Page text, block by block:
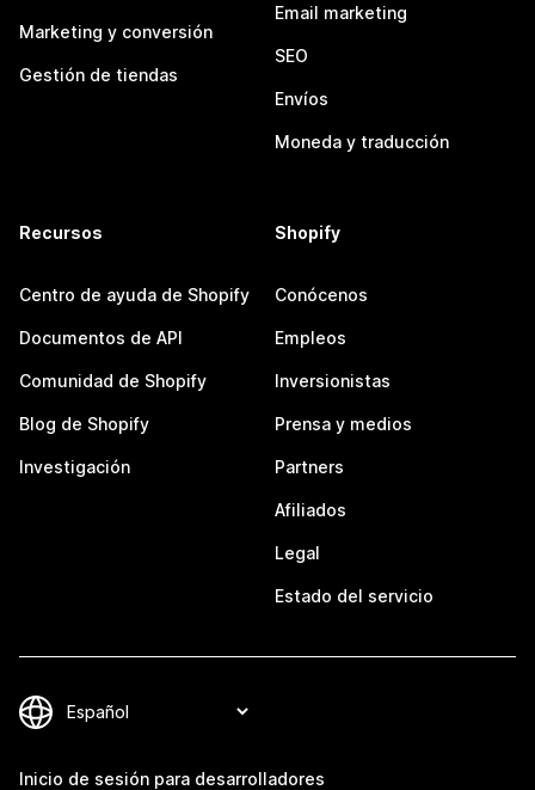
Marketing y conversión
Gestión de tiendas
Email marketing
SEO
Envíos
Moneda y traducción
Recursos
Centro de ayuda de Shopify
Documentos de API
Comunidad de Shopify
Blog de Shopify
Investigación
Shopify
Conócenos
Empleos
Inversionistas
Prensa y medios
Partners
Afiliados
Legal
Estado del servicio
Inicio de sesión para desarrolladores